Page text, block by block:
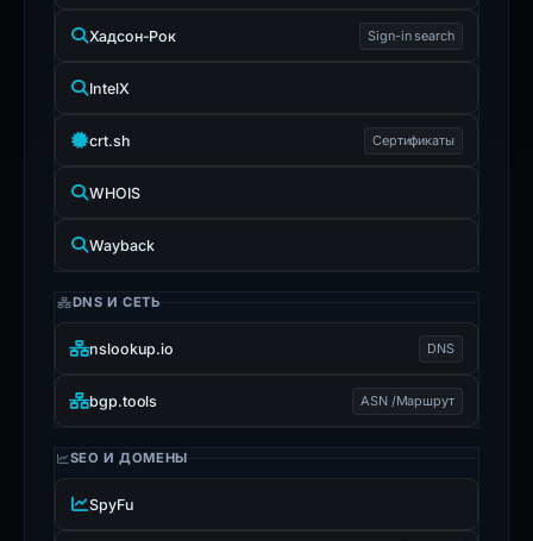
Хадсон-Рок Sign-in search
IntelX
crt.sh Сертификаты
WHOIS
Wayback
DNS И СЕТЬ
nslookup.io DNS
bgp.tools ASN /Маршрут
SEO И ДОМЕНЫ
SpyFu